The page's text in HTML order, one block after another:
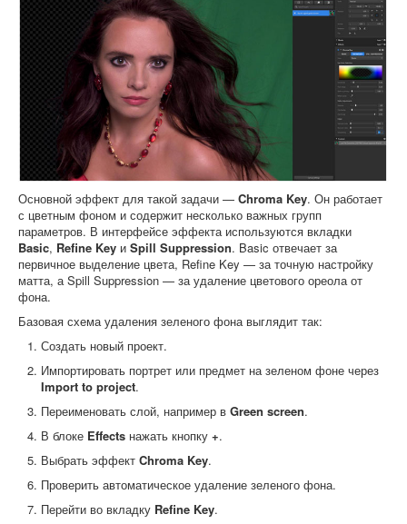
Основной эффект для такой задачи — Chroma Key. Он работает
с цветным фоном и содержит несколько важных групп
параметров. В интерфейсе эффекта используются вкладки
Basic, Refine Key и Spill Suppression. Basic отвечает за
первичное выделение цвета, Refine Key — за точную настройку
матта, а Spill Suppression — за удаление цветового ореола от
фона.
Базовая схема удаления зеленого фона выглядит так:
Создать новый проект.
Импортировать портрет или предмет на зеленом фоне через
Import to project.
Переименовать слой, например в Green screen.
В блоке Effects нажать кнопку +.
Выбрать эффект Chroma Key.
Проверить автоматическое удаление зеленого фона.
Перейти во вкладку Refine Key.